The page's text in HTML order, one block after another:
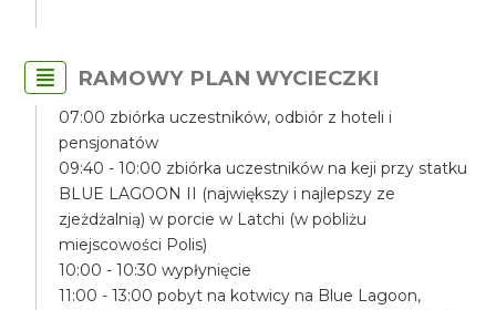
RAMOWY PLAN WYCIECZKI
07:00 zbiórka uczestników, odbiór z hoteli i
pensjonatów
09:40 - 10:00 zbiórka uczestników na keji przy statku
BLUE LAGOON II (największy i najlepszy ze
zjeżdżalnią) w porcie w Latchi (w pobliżu
miejscowości Polis)
10:00 - 10:30 wypłynięcie
11:00 - 13:00 pobyt na kotwicy na Blue Lagoon,